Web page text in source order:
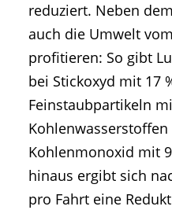
reduziert. Neben
auch die Umwelt
profitieren: So gibt
bei Stickoxyd mit 17
Feinstaubpartikeln
Kohlenmonoxid mit
hinaus ergibt sich
pro Fahrt eine